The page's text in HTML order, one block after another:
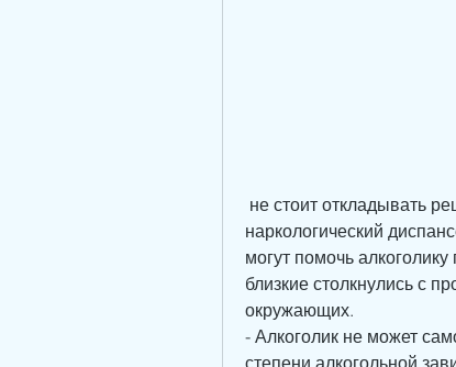
наркологический
могут помочь
близкие столкнулись с
окружающих.
- Алкоголик не может